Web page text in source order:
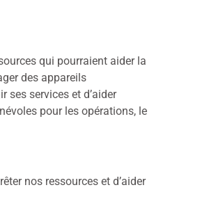
qui pourraient aider la
des appareils
ses services et d’aider
pour les opérations, le
nos ressources et d’aider